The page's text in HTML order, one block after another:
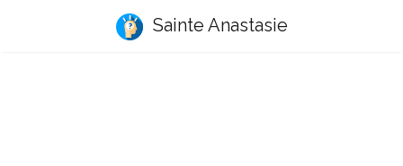
Sainte Anastasie